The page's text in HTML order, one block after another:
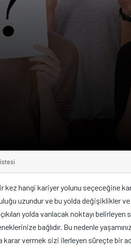
kez hangi kariyer yolunu seçeceğine
uzundur ve bu yolda değişiklikler ve
yolda varılacak noktayı belirleyen
bağlıdır. Bu nedenle
vermek sizi ilerleyen süreçte bir